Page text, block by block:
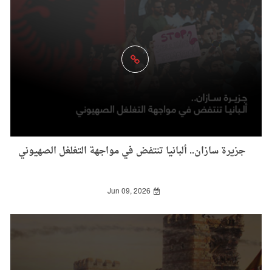
جزيرة سازان.. ألبانيا تنتفض في مواجهة التغلغل الصهيوني
Jun 09, 2026